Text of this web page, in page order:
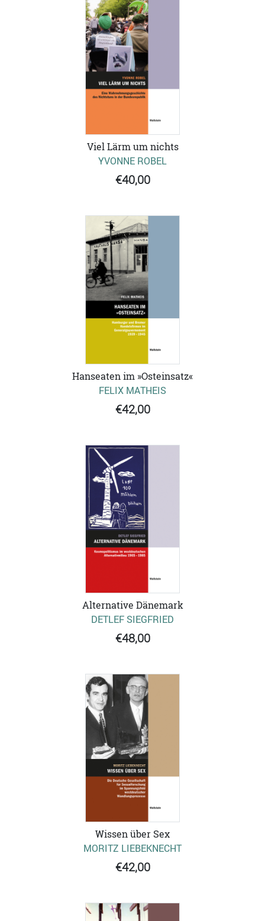
Viel Lärm um nichts
YVONNE ROBEL
€40,00
Hanseaten im »Osteinsatz«
FELIX MATHEIS
€42,00
Alternative Dänemark
DETLEF SIEGFRIED
€48,00
Wissen über Sex
MORITZ LIEBEKNECHT
€42,00